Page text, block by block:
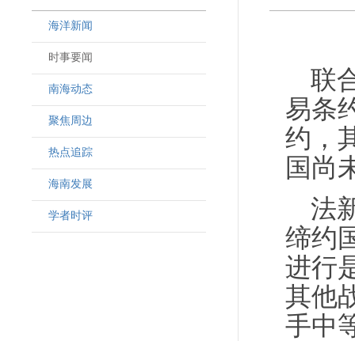
海洋新闻
时事要闻
南海动态
聚焦周边
热点追踪
海南发展
学者时评
联
易条
约，
国尚
法
缔约
进行
其他
手中